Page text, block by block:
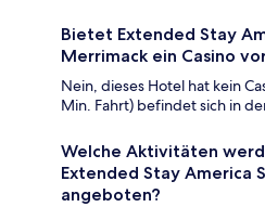
Bietet Extended Stay
Merrimack ein Casino
Nein, dieses Hotel hat kein
Min. Fahrt) befindet sich in
Welche Aktivitäten
Extended Stay America
angeboten?